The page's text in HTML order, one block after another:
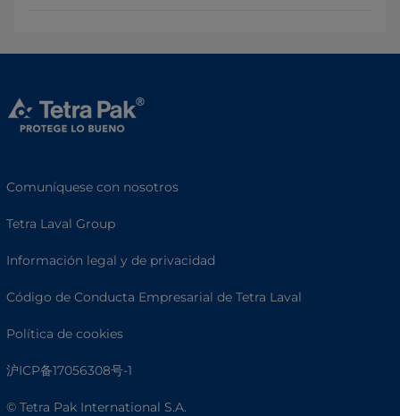
Comuníquese con nosotros
Tetra Laval Group
Información legal y de privacidad
Código de Conducta Empresarial de Tetra Laval
Política de cookies
沪ICP备17056308号-1
© Tetra Pak International S.A.